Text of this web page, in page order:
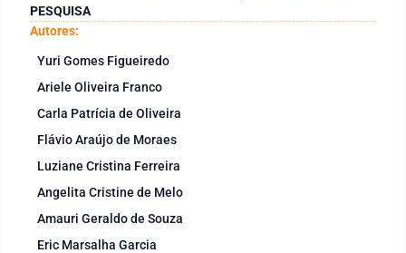
PESQUISA
Autores:
Yuri Gomes Figueiredo
Ariele Oliveira Franco
Carla Patrícia de Oliveira
Flávio Araújo de Moraes
Luziane Cristina Ferreira
Angelita Cristine de Melo
Amauri Geraldo de Souza
Eric Marsalha Garcia